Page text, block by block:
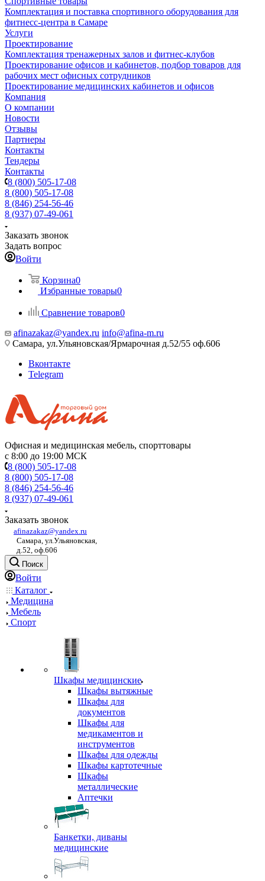
Комплектация и поставка спортивного оборудования для
фитнесс-центра в Самаре
Услуги
Проектирование
Комплектация тренажерных залов и фитнес-клубов
Проектирование офисов и кабинетов, подбор товаров для
рабочих мест офисных сотрудников
Проектирование медицинских кабинетов и офисов
Компания
О компании
Новости
Отзывы
Партнеры
Контакты
Тендеры
Контакты
8 (800) 505-17-08
8 (800) 505-17-08
8 (846) 254-56-46
8 (937) 07-49-061
Заказать звонок
Задать вопрос
Войти
Корзина0
Избранные товары0
Сравнение товаров0
afinazakaz@yandex.ru info@afina-m.ru
Самара, ул.Ульяновская/Ярмарочная д.52/55 оф.606
Вконтакте
Telegram
Офисная и медицинская мебель, спорттовары
с 8:00 до 19:00 МСК
8 (800) 505-17-08
8 (800) 505-17-08
8 (846) 254-56-46
8 (937) 07-49-061
Заказать звонок
afinazakaz@yandex.ru
Самара, ул.Ульяновская,
д.52, оф.606
Поиск
Войти
Каталог
Медицина
Мебель
Спорт
Шкафы медицинские
Шкафы вытяжные
Шкафы для
документов
Шкафы для
медикаментов и
инструментов
Шкафы для одежды
Шкафы картотечные
Шкафы
металлические
Аптечки
Банкетки, диваны
медицинские